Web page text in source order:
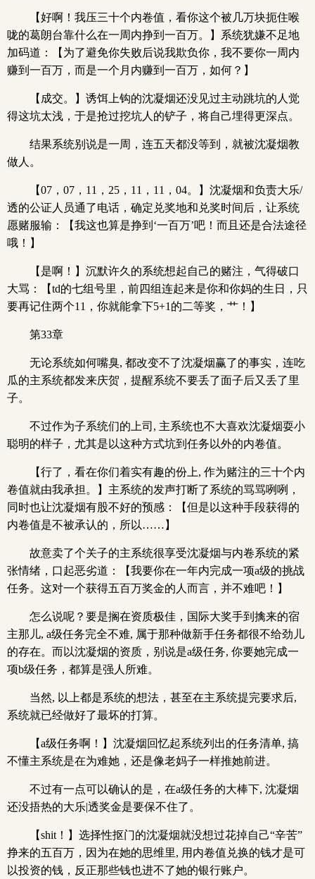
【好啊！我压三十个内卷值，看你这个被几万块扼住喉
咙的葛朗台靠什么在一周内挣到一百万。】系统犹嫌不足地
加码道：【为了避免你失败后说我欺负你，我不要你一周内
赚到一百万，而是一个月内赚到一百万，如何？】
【成交。】诱饵上钩的沈凝烟还没见过主动跳坑的人觉
得这坑太浅，于是抢过挖坑人的铲子，将自己埋得更深点。
结果系统别说是一周，连五天都没等到，就被沈凝烟教
做人。
【07，07，11，25，11，11，04。】沈凝烟和负责大乐/
透的公证人员通了电话，确定兑奖地和兑奖时间后，让系统
愿赌服输：【我这也算是挣到‘一百万’吧！而且还是合法途径
哦！】
【是啊！】沉默许久的系统想起自己的赌注，气得破口
大骂：【td的七组号里，前四组连起来是你和你妈的生日，只
要再记住两个11，你就能拿下5+1的二等奖，艹！】
第33章
无论系统如何嘴臭, 都改变不了沈凝烟赢了的事实，连吃
瓜的主系统都发来庆贺，提醒系统不要丢了面子后又丢了里
子。
不过作为子系统们的上司, 主系统也不大喜欢沈凝烟耍小
聪明的样子，尤其是以这种方式坑到任务以外的内卷值。
【行了，看在你们着实有趣的份上, 作为赌注的三十个内
卷值就由我承担。】主系统的发声打断了系统的骂骂咧咧，
同时也让沈凝烟有股不好的预感：【但是以这种手段获得的
内卷值是不被承认的，所以……】
故意卖了个关子的主系统很享受沈凝烟与内卷系统的紧
张情绪，口起恶劣道：【我要你在一年内完成一项a级的挑战
任务。这对一个获得五百万奖金的人而言，并不难吧！】
怎么说呢？要是搁在资质极佳，国际大奖手到擒来的宿
主那儿, a级任务完全不难, 属于那种做新手任务都很不给劲儿
的存在。而以沈凝烟的资质，别说是a级任务, 你要她完成一
项b级任务，都算是强人所难。
当然, 以上都是系统的想法，甚至在主系统提完要求后,
系统就已经做好了最坏的打算。
【a级任务啊！】沈凝烟回忆起系统列出的任务清单, 搞
不懂主系统是在为难她，还是像老妈子一样推她前进。
不过有一点可以确认的是，在a级任务的大棒下, 沈凝烟
还没捂热的大乐|透奖金是要保不住了。
【shit！】选择性抠门的沈凝烟就没想过花掉自己“辛苦”
挣来的五百万，因为在她的思维里, 用内卷值兑换的钱才是可
以投资的钱，反正那些钱也进不了她的银行账户。